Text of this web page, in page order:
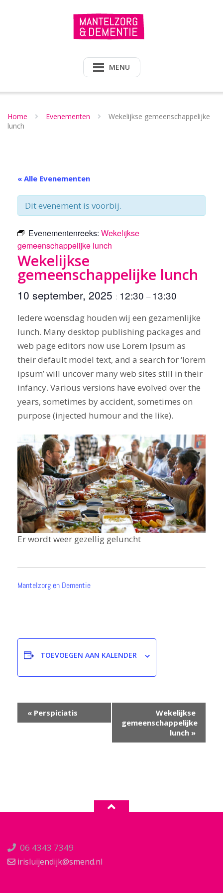
MENU
Home Evenementen
Wekelijkse gemeenschappelijke
lunch
« Alle Evenementen
Dit evenement is voorbij.
Evenementenreeks: Wekelijkse
gemeenschappelijke lunch
Wekelijkse
gemeenschappelijke lunch
10 september, 2025 : 12:30 – 13:30
Iedere woensdag houden wij een gezamenlijke
lunch. Many desktop publishing packages and
web page editors now use Lorem Ipsum as
their default model text, and a search for ‘lorem
ipsum’ will uncover many web sites still in their
infancy. Various versions have evolved over the
years, sometimes by accident, sometimes on
purpose (injected humour and the like).
Er wordt weer gezellig geluncht
Mantelzorg en Dementie
TOEVOEGEN AAN KALENDER
Evenement
Navigatie
« Perspiciatis
Wekelijkse
gemeenschappelijke
lunch »
06 4343 7349
irisluijendijk@smend.nl